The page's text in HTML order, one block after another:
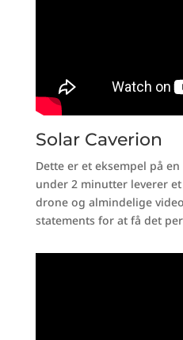
Solar Caverion
Dette er et eksempel på
under 2 minutter leverer
drone og almindelige
statements for at få det